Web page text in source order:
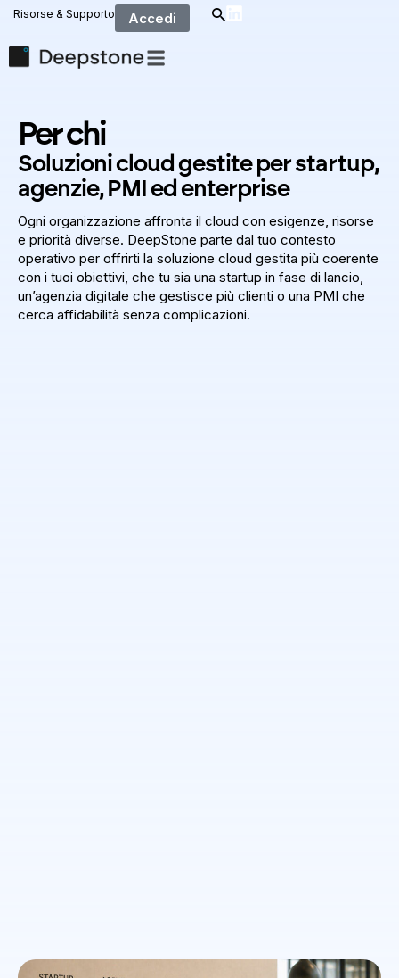
Risorse & Supporto Accedi
Per chi
Soluzioni cloud gestite per startup,
agenzie, PMI ed enterprise
Ogni organizzazione affronta il cloud con esigenze, risorse
e priorità diverse. DeepStone parte dal tuo contesto
operativo per offrirti la soluzione cloud gestita più coerente
con i tuoi obiettivi, che tu sia una startup in fase di lancio,
un’agenzia digitale che gestisce più clienti o una PMI che
cerca affidabilità senza complicazioni.